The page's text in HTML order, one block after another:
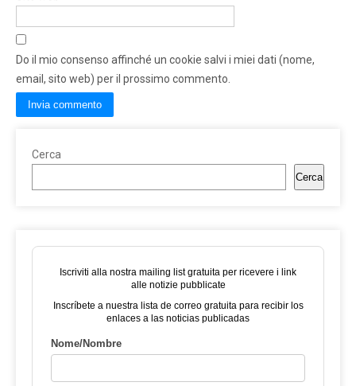
Do il mio consenso affinché un cookie salvi i miei dati (nome,
email, sito web) per il prossimo commento.
Cerca
Cerca
Iscriviti alla nostra mailing list gratuita per ricevere i link
alle notizie pubblicate
Inscríbete a nuestra lista de correo gratuita para recibir los
enlaces a las noticias publicadas
Nome/Nombre